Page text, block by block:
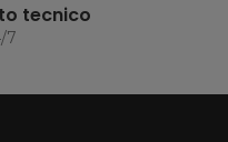
tecnico
7